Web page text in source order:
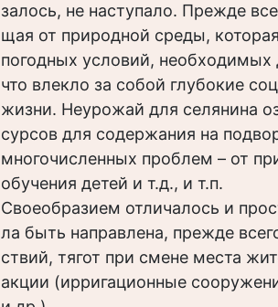
залось, не наступало. Прежде
щая от природной среды,
погодных условий,
что влекло за собой глубокие
жизни. Неурожай для селянина
сурсов для содержания на
многочисленных проблем – от
обучения детей и т.д., и т.п.
Своеобразием отличалось и
ла быть направлена, прежде
ствий, тягот при смене места
акции (ирригационные